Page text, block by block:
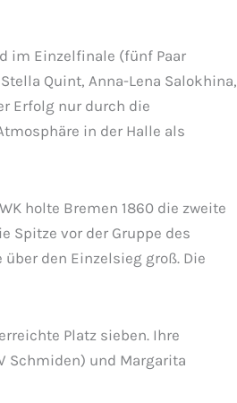
im Einzelfinale (fünf Paar
Quint, Anna-Lena Salokhina,
Erfolg nur durch die
in der Halle als
holte Bremen 1860 die zweite
Spitze vor der Gruppe des
den Einzelsieg groß. Die
Platz sieben. Ihre
Schmiden) und Margarita